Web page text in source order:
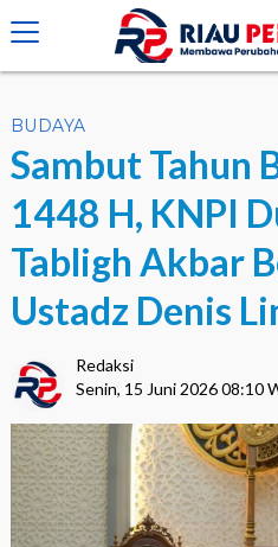
crossorigin="anonymous">
BUDAYA
Sambut Tahun
1448 H, KNPI
Tabligh Akbar
Ustadz Denis
Redaksi
Senin, 15 Juni 2026 08:10